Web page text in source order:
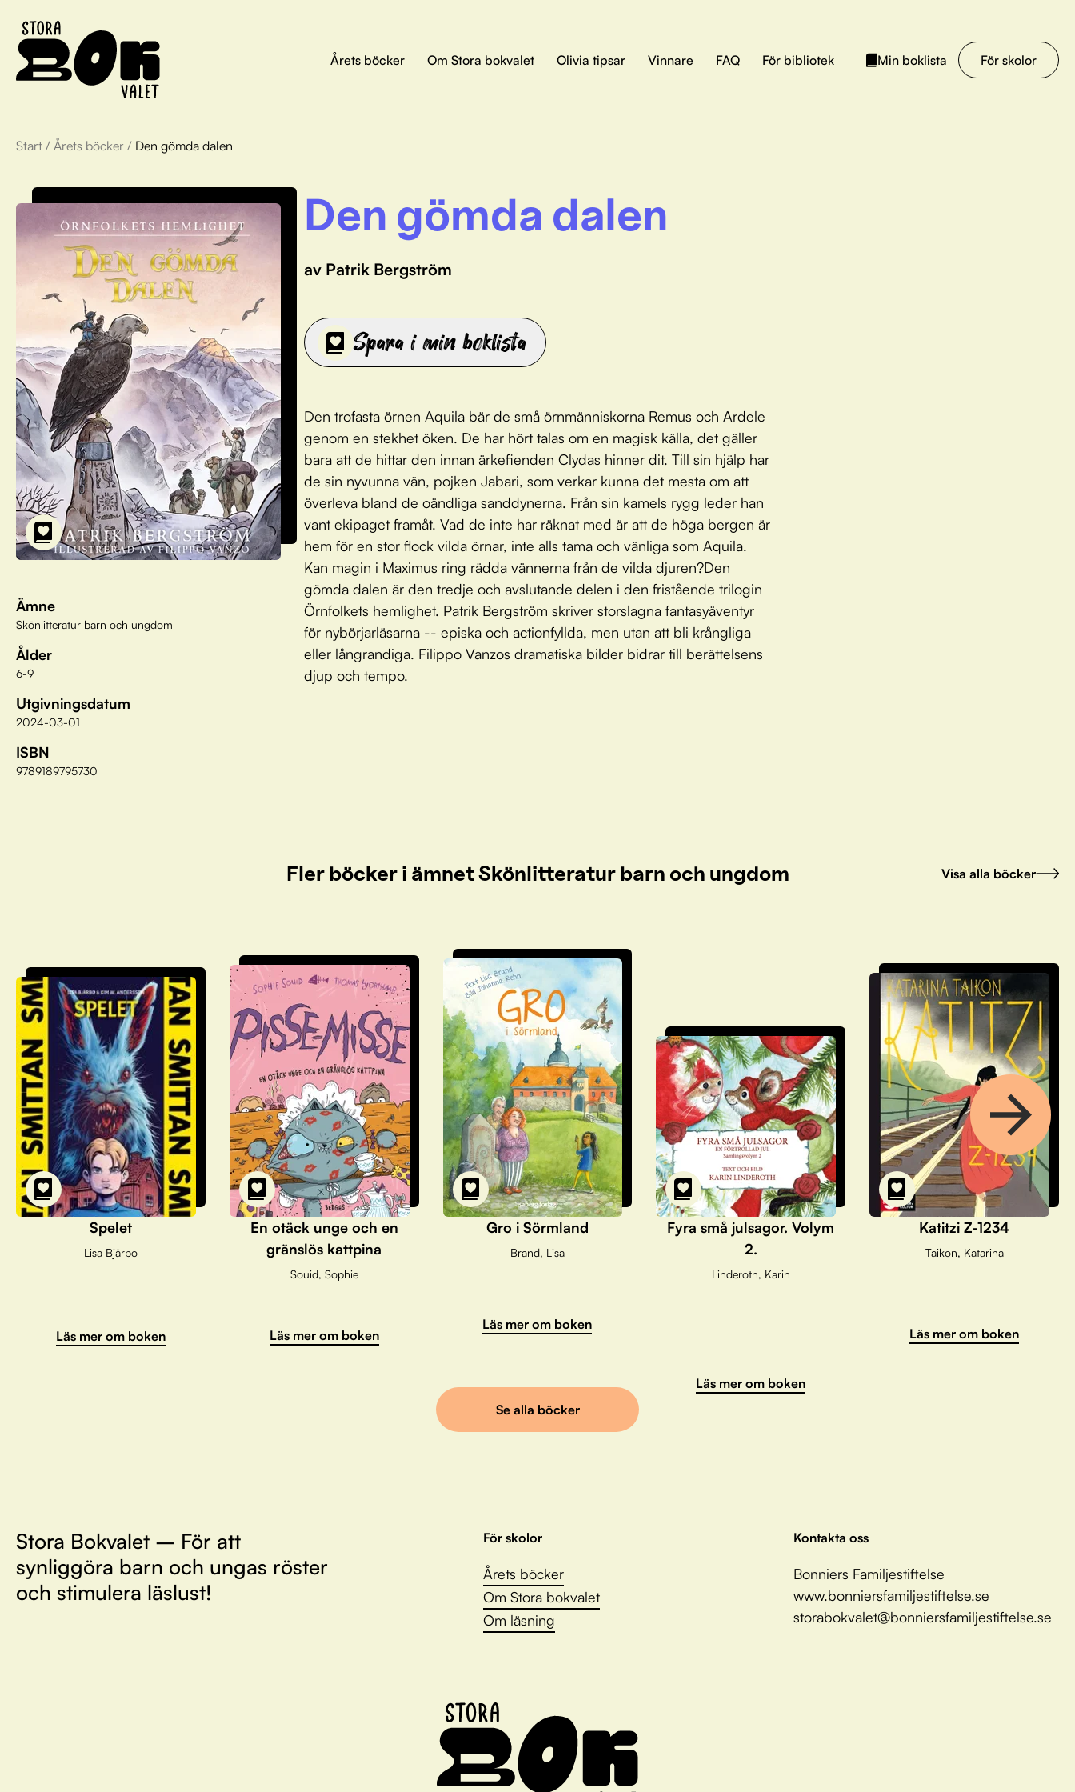
Årets böcker Om Stora bokvalet Olivia tipsar Vinnare FAQ För bibliotek Min boklista För skolor
Start / Årets böcker / Den gömda dalen
Ämne
Skönlitteratur barn och ungdom
Ålder
6-9
Utgivningsdatum
2024-03-01
ISBN
9789189795730
Den gömda dalen
av Patrik Bergström
Spara i min boklista
Den trofasta örnen Aquila bär de små örnmänniskorna Remus och Ardele
genom en stekhet öken. De har hört talas om en magisk källa, det gäller
bara att de hittar den innan ärkefienden Clydas hinner dit. Till sin hjälp har
de sin nyvunna vän, pojken Jabari, som verkar kunna det mesta om att
överleva bland de oändliga sanddynerna. Från sin kamels rygg leder han
vant ekipaget framåt. Vad de inte har räknat med är att de höga bergen är
hem för en stor flock vilda örnar, inte alls tama och vänliga som Aquila.
Kan magin i Maximus ring rädda vännerna från de vilda djuren?Den
gömda dalen är den tredje och avslutande delen i den fristående trilogin
Örnfolkets hemlighet. Patrik Bergström skriver storslagna fantasyäventyr
för nybörjarläsarna -- episka och actionfyllda, men utan att bli krångliga
eller långrandiga. Filippo Vanzos dramatiska bilder bidrar till berättelsens
djup och tempo.
Fler böcker i ämnet Skönlitteratur barn och ungdom Visa alla böcker
Spelet
Lisa Bjärbo
Läs mer om boken
En otäck unge och en
gränslös kattpina
Souid, Sophie
Läs mer om boken
Gro i Sörmland
Brand, Lisa
Läs mer om boken
Fyra små julsagor. Volym
2.
Linderoth, Karin
Läs mer om boken
Katitzi Z-1234
Taikon, Katarina
Läs mer om boken
Se alla böcker
Stora Bokvalet – För att
synliggöra barn och ungas röster
och stimulera läslust!
För skolor
Årets böcker
Om Stora bokvalet
Om läsning
Kontakta oss
Bonniers Familjestiftelse
www.bonniersfamiljestiftelse.se
storabokvalet@bonniersfamiljestiftelse.se